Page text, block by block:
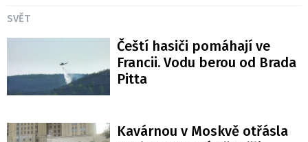
SVĚT
Čeští hasiči pomáhají ve
Francii. Vodu berou od Brada
Pitta
Kavárnou v Moskvě otřásla